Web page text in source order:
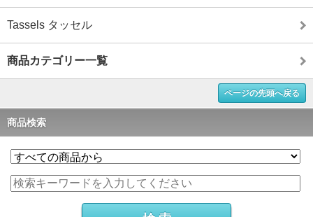
Tassels タッセル
商品カテゴリー一覧
ページの先頭へ戻る
商品検索